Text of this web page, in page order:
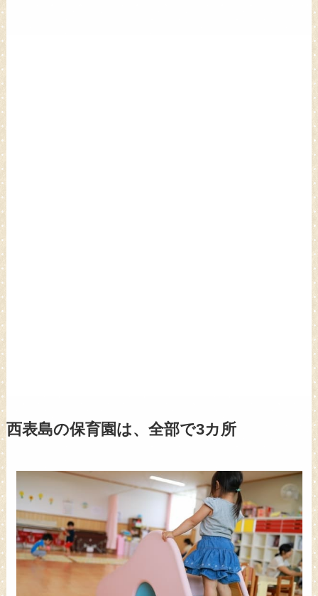
西表島の保育園は、全部で3カ所